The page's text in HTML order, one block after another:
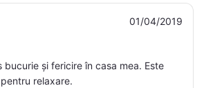
01/04/2019
bucurie și fericire în casa mea. Este
relaxare.